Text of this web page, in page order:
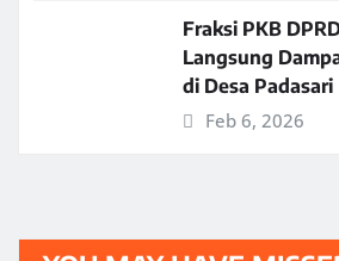
Fraksi PKB
Langsung
di Desa Padasari
Feb 6, 2026